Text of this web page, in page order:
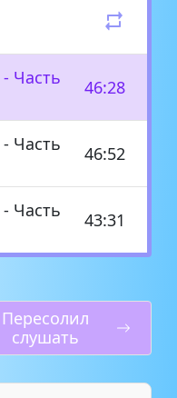
Часть
46:28
Часть
46:52
Часть
43:31
Часть
3:10:04
Пересолил
слушать